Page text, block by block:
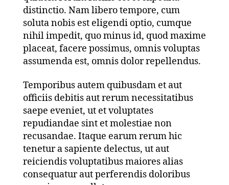
distinctio. Nam libero tempore, cum
soluta nobis est eligendi optio, cumque
nihil impedit, quo minus id, quod maxime
placeat, facere possimus, omnis voluptas
assumenda est, omnis dolor repellendus.
Temporibus autem quibusdam et aut
officiis debitis aut rerum necessitatibus
saepe eveniet, ut et voluptates
repudiandae sint et molestiae non
recusandae. Itaque earum rerum hic
tenetur a sapiente delectus, ut aut
reiciendis voluptatibus maiores alias
consequatur aut perferendis doloribus